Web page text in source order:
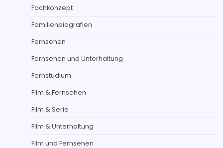
Fachkonzept
Familienbiografien
Fernsehen
Fernsehen und Unterhaltung
Fernstudium
Film & Fernsehen
Film & Serie
Film & Unterhaltung
Film und Fernsehen